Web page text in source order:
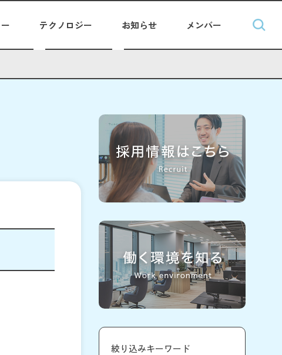
テクノロジー お知らせ メンバー
絞り込みキーワード